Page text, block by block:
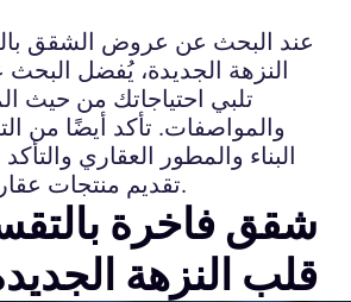
عند البحث عن عروض الشقق
النزهة الجديدة، يُفضل
تلبي احتياجاتك من حيث
والمواصفات. تأكد أيضًا من
البناء والمطور العقاري
تقديم منتجات عقارية عالية الجودة.
شقق فاخرة
قلب النزهة